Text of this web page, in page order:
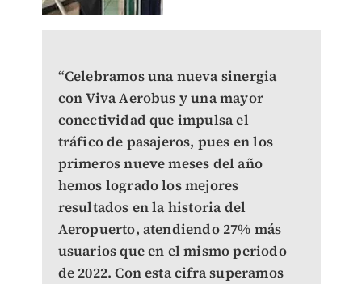
“Celebramos una nueva sinergia
con Viva Aerobus y una mayor
conectividad que impulsa el
tráfico de pasajeros, pues en los
primeros nueve meses del año
hemos logrado los mejores
resultados en la historia del
Aeropuerto, atendiendo 27% más
usuarios que en el mismo periodo
de 2022. Con esta cifra superamos